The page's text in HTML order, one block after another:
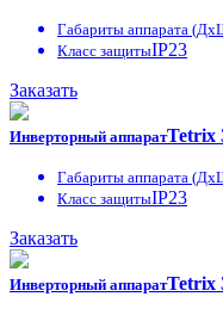
Габариты аппарата
Класс защитыIP23
Заказать
Инверторный аппаратTetrix
Габариты аппарата
Класс защитыIP23
Заказать
Инверторный аппаратTetrix